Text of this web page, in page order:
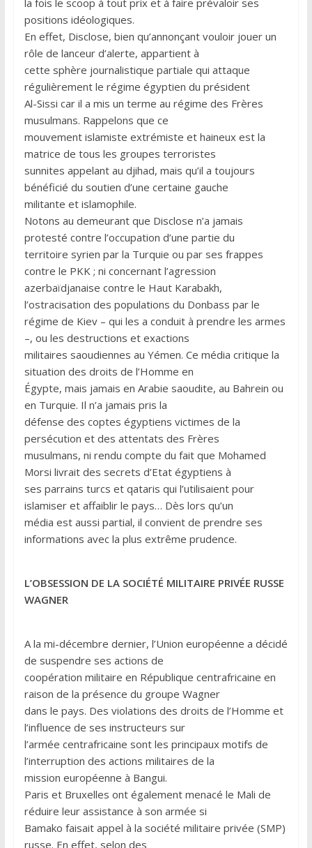
positions idéologiques.
En effet, Disclose, bien qu’annonçant vouloir jouer un
rôle de lanceur d’alerte, appartient à
cette sphère journalistique partiale qui attaque
régulièrement le régime égyptien du président
Al-Sissi car il a mis un terme au régime des Frères
musulmans. Rappelons que ce
mouvement islamiste extrémiste et haineux est la
matrice de tous les groupes terroristes
sunnites appelant au djihad, mais qu’il a toujours
bénéficié du soutien d’une certaine gauche
militante et islamophile.
Notons au demeurant que Disclose n’a jamais
protesté contre l’occupation d’une partie du
territoire syrien par la Turquie ou par ses frappes
contre le PKK ; ni concernant l’agression
azerbaïdjanaise contre le Haut Karabakh,
l’ostracisation des populations du Donbass par le
régime de Kiev – qui les a conduit à prendre les armes
–, ou les destructions et exactions
militaires saoudiennes au Yémen. Ce média critique la
situation des droits de l’Homme en
Égypte, mais jamais en Arabie saoudite, au Bahrein ou
en Turquie. Il n’a jamais pris la
défense des coptes égyptiens victimes de la
persécution et des attentats des Frères
musulmans, ni rendu compte du fait que Mohamed
Morsi livrait des secrets d’Etat égyptiens à
ses parrains turcs et qataris qui l’utilisaient pour
islamiser et affaiblir le pays… Dès lors qu’un
média est aussi partial, il convient de prendre ses
informations avec la plus extrême prudence.
L’OBSESSION DE LA SOCIÉTÉ MILITAIRE PRIVÉE RUSSE
WAGNER
A la mi-décembre dernier, l’Union européenne a décidé
de suspendre ses actions de
coopération militaire en République centrafricaine en
raison de la présence du groupe Wagner
dans le pays. Des violations des droits de l’Homme et
l’influence de ses instructeurs sur
l’armée centrafricaine sont les principaux motifs de
l’interruption des actions militaires de la
mission européenne à Bangui.
Paris et Bruxelles ont également menacé le Mali de
réduire leur assistance à son armée si
Bamako faisait appel à la société militaire privée (SMP)
russe. En effet, selon des